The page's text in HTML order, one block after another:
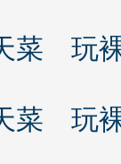
菜 玩
菜 玩